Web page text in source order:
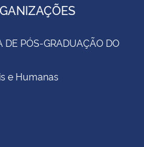
DE PÓS-GRADUAÇÃO DO
e Humanas